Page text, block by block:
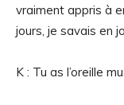
vraiment appris à
jours, je savais en
K : Tu as l’oreille